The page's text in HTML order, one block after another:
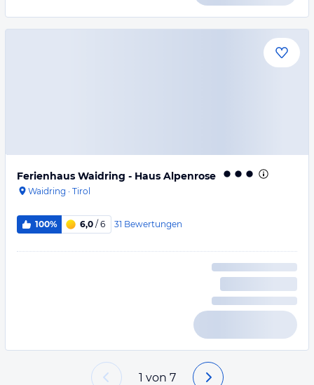
Ferienhaus Waidring - Haus Alpenrose
Waidring · Tirol
100% 6,0 / 6 31 Bewertungen
1 von 7